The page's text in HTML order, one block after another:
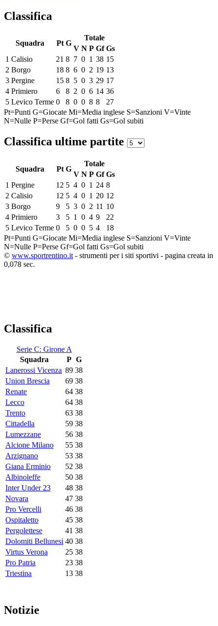
Classifica
Squadra Pt G
Totale
V N P Gf Gs
1 Calisio 21 8 7 0 1 38 15
2 Borgo 18 8 6 0 2 19 13
3 Pergine 15 8 5 0 3 29 17
4 Primiero 6 8 2 0 6 14 36
5 Levico Terme 0 8 0 0 8 8
27
Pt=Punti G=Giocate Mi=Media inglese S=Sanzioni V=Vinte
N=Nulle P=Perse Gf=Gol fatti Gs=Gol subiti
Classifica ultime partite
Squadra Pt G
Totale
V N P Gf Gs
1 Pergine 12 5 4 0 1 24 8
2 Calisio 12 5 4 0 1 20 12
3 Borgo 9 5 3 0 2 11 10
4 Primiero 3 5 1 0 4 9
22
5 Levico Terme 0 5 0 0 5 4
18
Pt=Punti G=Giocate Mi=Media inglese S=Sanzioni V=Vinte
N=Nulle P=Perse Gf=Gol fatti Gs=Gol subiti
© www.sportrentino.it - strumenti per i siti sportivi - pagina creata in
0,078 sec.
Classifica
Serie C: Girone A
Squadra
P G
Lanerossi Vicenza 89 38
Union Brescia
69 38
Renate
64 38
Lecco
64 38
Trento
63 38
Cittadella
59 38
Lumezzane
56 38
Alcione Milano
55 38
Arzignano
53 38
Giana Erminio
52 38
Albinoleffe
50 38
Inter Under 23
48 38
Novara
47 38
Pro Vercelli
46 38
Ospitaletto
45 38
Pergolettese
41 38
Dolomiti Bellunesi 40 38
Virtus Verona
25 38
Pro Patria
23 38
Triestina
13 38
Notizie